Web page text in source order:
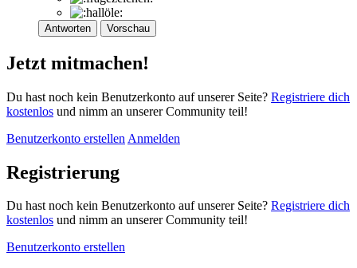
Antworten Vorschau
Jetzt mitmachen!
Du hast noch kein Benutzerkonto auf unserer Seite? Registriere dich
kostenlos und nimm an unserer Community teil!
Benutzerkonto erstellen Anmelden
Registrierung
Du hast noch kein Benutzerkonto auf unserer Seite? Registriere dich
kostenlos und nimm an unserer Community teil!
Benutzerkonto erstellen